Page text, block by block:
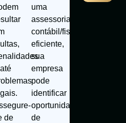
de
uma
assessoria
contábil/fiscal
eficiente,
sua
empresa
pode
identificar
oportunidades
de